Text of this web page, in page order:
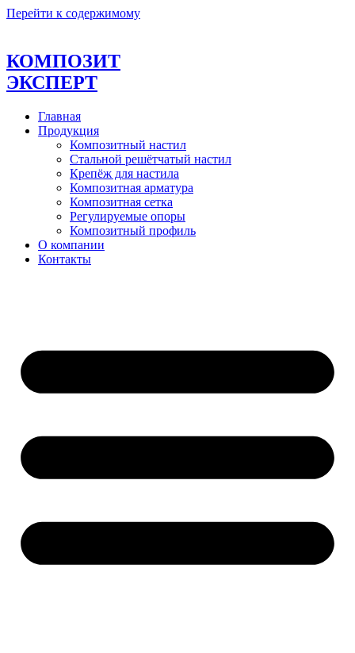
Перейти к содержимому
КОМПОЗИТ
ЭКСПЕРТ
Главная
Продукция
Композитный настил
Стальной решётчатый настил
Крепёж для настила
Композитная арматура
Композитная сетка
Регулируемые опоры
Композитный профиль
О компании
Контакты